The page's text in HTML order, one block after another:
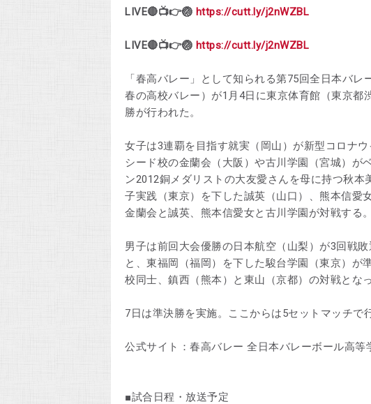
LIVE🔴📺👉🏐 https://cutt.ly/j2nWZBL
LIVE🔴📺👉🏐 https://cutt.ly/j2nWZBL
「春高バレー」として知られる第75回全日本バ
春の高校バレー）が1月4日に東京体育館（東京
勝が行われた。
女子は3連覇を目指す就実（岡山）が新型コロナ
シード校の金蘭会（大阪）や古川学園（宮城）が
ン2012銅メダリストの大友愛さんを母に持つ秋
子実践（東京）を下した誠英（山口）、熊本信愛
金蘭会と誠英、熊本信愛女と古川学園が対戦する。
男子は前回大会優勝の日本航空（山梨）が3回戦
と、東福岡（福岡）を下した駿台学園（東京）が
校同士、鎮西（熊本）と東山（京都）の対戦となっ
7日は準決勝を実施。ここからは5セットマッチで
公式サイト：春高バレー 全日本バレーボール高等
■試合日程・放送予定